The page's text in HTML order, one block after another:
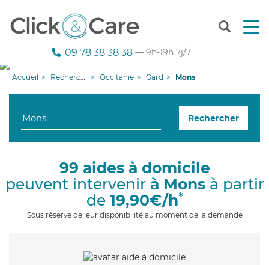
T
n
g
i
09 78 38 38 38 — 9h-19h 7j/7
Accueil Recherche aide à domicile Occitanie Gard Mons
Rechercher
99 aides à domicile
peuvent intervenir à Monsà partir
de 19,90€/h*
Sous réserve de leur disponibilité au moment de la demande